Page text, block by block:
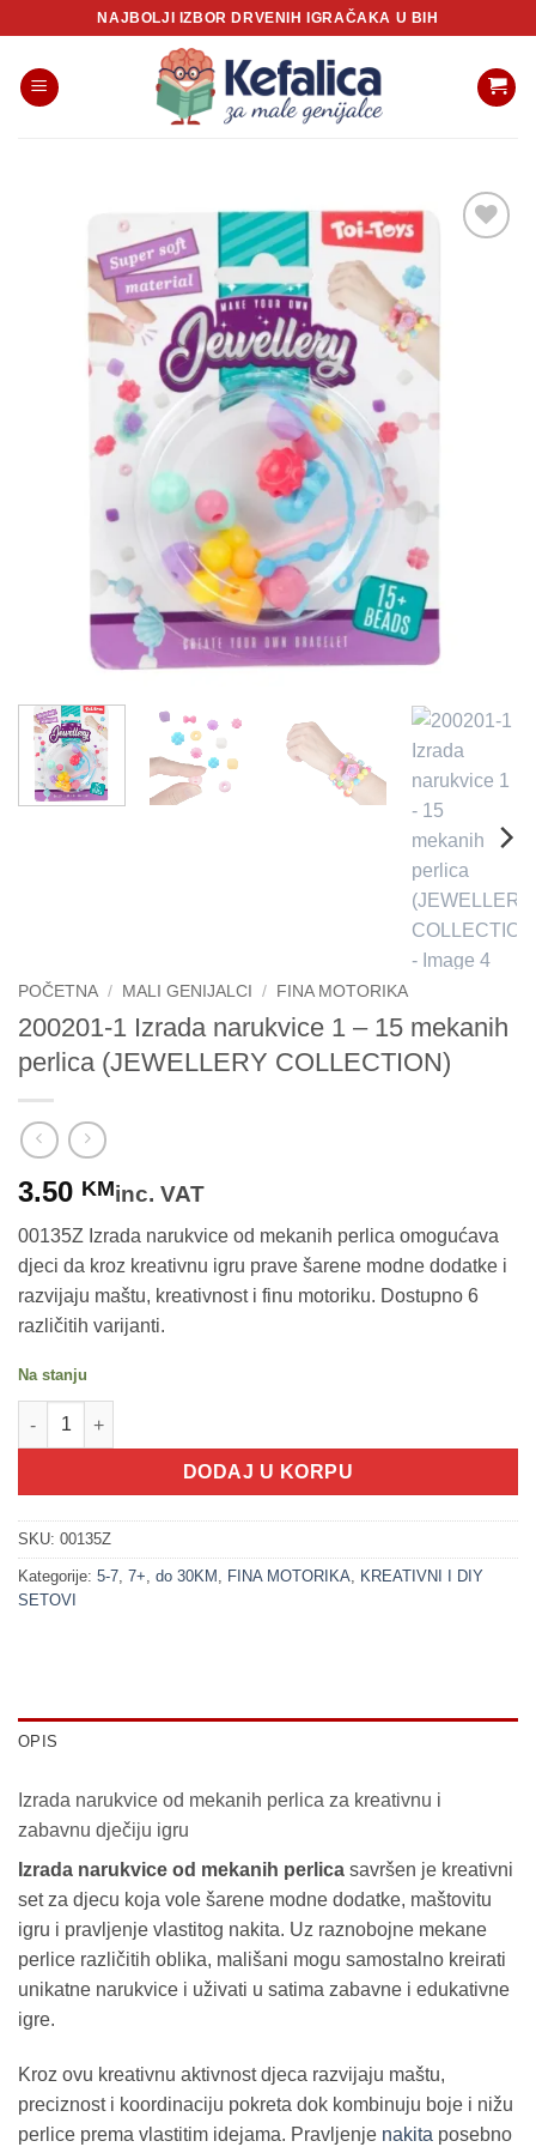
content
NAJBOLJI IZBOR DRVENIH IGRAČAKA U BIH
POČETNA / MALI GENIJALCI / FINA MOTORIKA
200201-1 Izrada narukvice 1 – 15 mekanih
perlica (JEWELLERY COLLECTION)
3.50 KMinc. VAT
00135Z Izrada narukvice od mekanih perlica omogućava
djeci da kroz kreativnu igru prave šarene modne dodatke i
razvijaju maštu, kreativnost i finu motoriku. Dostupno 6
različitih varijanti.
Na stanju
200201-1 Izrada narukvice 1 - 15 mekanih perlica (JEWELLERY
DODAJ U KORPU
SKU: 00135Z
Kategorije: 5-7 7+ do 30KM FINA MOTORIKA
KREATIVNI I DIY
SETOVI
OPIS
Izrada narukvice od mekanih perlica za kreativnu i
zabavnu dječiju igru
Izrada narukvice od mekanih perlica savršen je kreativni
set za djecu koja vole šarene modne dodatke, maštovitu
igru i pravljenje vlastitog nakita. Uz raznobojne mekane
perlice različitih oblika, mališani mogu samostalno kreirati
unikatne narukvice i uživati u satima zabavne i edukativne
igre.
Kroz ovu kreativnu aktivnost djeca razvijaju maštu,
preciznost i koordinaciju pokreta dok kombinuju boje i nižu
perlice prema vlastitim idejama. Pravljenje nakita posebno